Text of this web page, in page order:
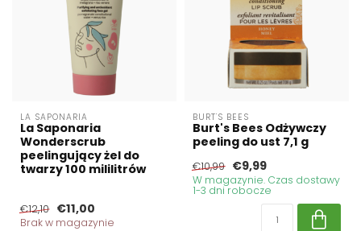
LA SAPONARIA
La Saponaria
Wonderscrub
peelingujący żel do
twarzy 100 mililitrów
€12,10 €11,00
Brak w magazynie
BURT'S BEES
Burt's Bees Odżywczy
peeling do ust 7,1 g
€10,99 €9,99
W magazynie. Czas dostawy
1-3 dni robocze